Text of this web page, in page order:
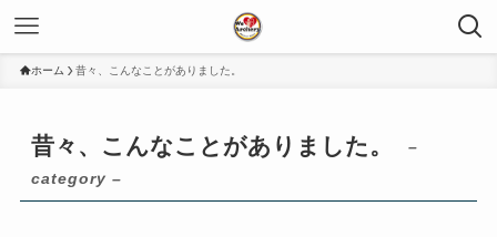
ホーム 昔々、こんなことがありました。
昔々、こんなことがありました。
–
category –